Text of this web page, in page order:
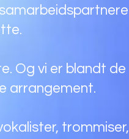
Og vi er blandt de
arrangement.
trommiser,